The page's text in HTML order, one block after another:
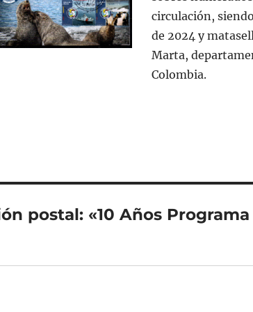
circulación,
de 2024 y
Marta,
Colombia.
postal: «10 Años